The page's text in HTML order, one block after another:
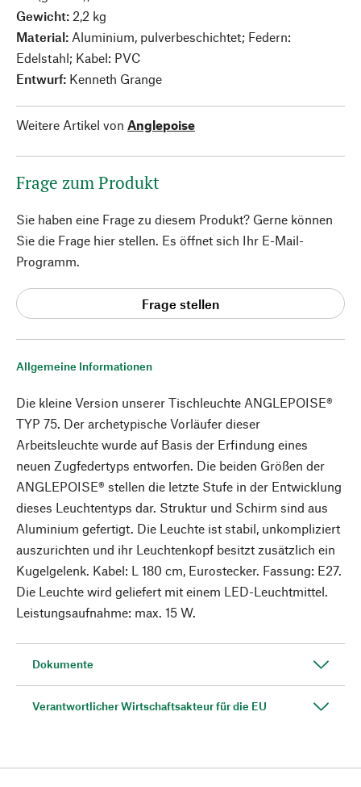
Allgemeine Informationen
Die kleine Version unserer Tischleuchte ANGLEPOISE®
TYP 75. Der archetypische Vorläufer dieser
Arbeitsleuchte wurde auf Basis der Erfindung eines
neuen Zugfedertyps entworfen. Die beiden Größen der
ANGLEPOISE® stellen die letzte Stufe in der Entwicklung
dieses Leuchtentyps dar. Struktur und Schirm sind aus
Aluminium gefertigt. Die Leuchte ist stabil, unkompliziert
auszurichten und ihr Leuchtenkopf besitzt zusätzlich ein
Kugelgelenk. Kabel: L 180 cm, Eurostecker. Fassung: E27.
Die Leuchte wird geliefert mit einem LED-Leuchtmittel.
Leistungsaufnahme: max. 15 W.
Dokumente
Verantwortlicher Wirtschaftsakteur für die EU
Gewicht: 2,2 kg
Material: Aluminium, pulverbeschichtet; Federn:
Edelstahl; Kabel: PVC
Entwurf: Kenneth Grange
Weitere Artikel von Anglepoise
Frage zum Produkt
Sie haben eine Frage zu diesem Produkt? Gerne können
Sie die Frage hier stellen. Es öffnet sich Ihr E-Mail-
Programm.
Frage stellen